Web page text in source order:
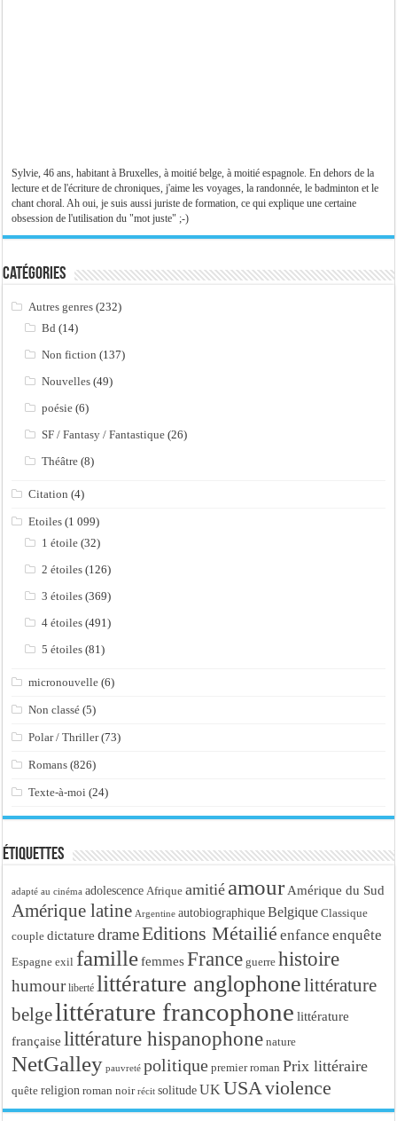
Sylvie, 46 ans, habitant à Bruxelles, à moitié belge, à moitié espagnole. En dehors de la
lecture et de l'écriture de chroniques, j'aime les voyages, la randonnée, le badminton et le
chant choral. Ah oui, je suis aussi juriste de formation, ce qui explique une certaine
obsession de l'utilisation du "mot juste" ;-)
Catégories
Autres genres (232)
Bd (14)
Non fiction (137)
Nouvelles (49)
poésie (6)
SF / Fantasy / Fantastique (26)
Théâtre (8)
Citation (4)
Etoiles (1 099)
1 étoile (32)
2 étoiles (126)
3 étoiles (369)
4 étoiles (491)
5 étoiles (81)
micronouvelle (6)
Non classé (5)
Polar / Thriller(73)
Romans (826)
Texte-à-moi (24)
Étiquettes
adapté au cinéma adolescence Afrique amitié amour Amérique du Sud
Amérique latine Argentine autobiographique Belgique Classique
couple dictature drameEditions Métailié enfance enquête
Espagne exil famille femmes France guerre histoire
humour liberté littérature anglophonelittérature
belgelittérature francophone littérature
française littérature hispanophone nature
NetGalley pauvreté politique premier roman Prix littéraire
quête religion roman noir récit solitude UK USAviolence